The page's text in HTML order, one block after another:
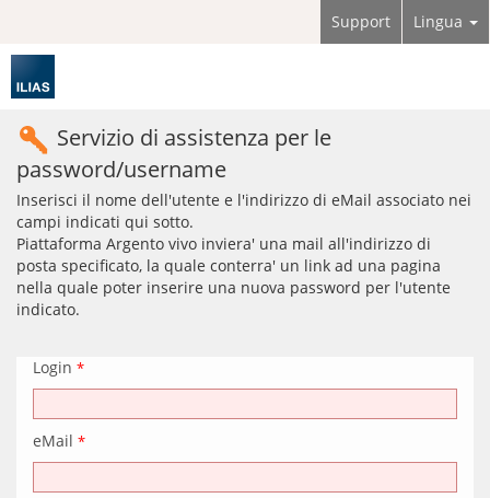
Support Lingua
Servizio di assistenza per le
password/username
Inserisci il nome dell'utente e l'indirizzo di eMail associato nei
campi indicati qui sotto.
Piattaforma Argento vivo inviera' una mail all'indirizzo di
posta specificato, la quale conterra' un link ad una pagina
nella quale poter inserire una nuova password per l'utente
indicato.
Login *
eMail *